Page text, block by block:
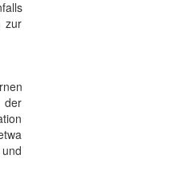
zur
der